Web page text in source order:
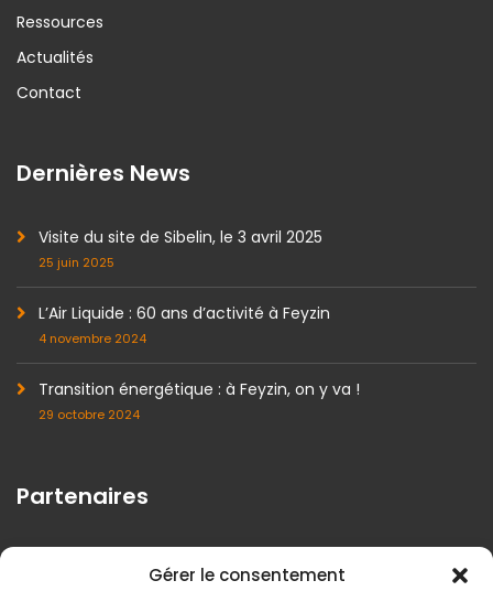
Gérer le consentement
Ressources
Actualités
Contact
Dernières News
Visite du site de Sibelin, le 3 avril 2025
25 juin 2025
L’Air Liquide : 60 ans d’activité à Feyzin
4 novembre 2024
Transition énergétique : à Feyzin, on y va !
29 octobre 2024
Partenaires